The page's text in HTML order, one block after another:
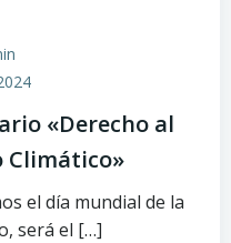
«Derecho al
Climático»
el día mundial de la
será el […]